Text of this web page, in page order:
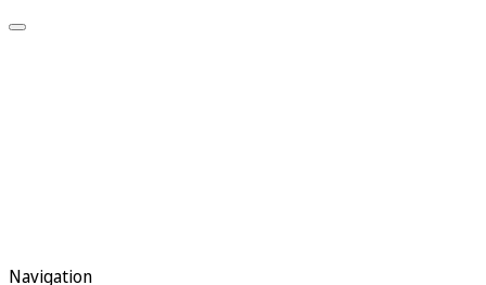
Navigation